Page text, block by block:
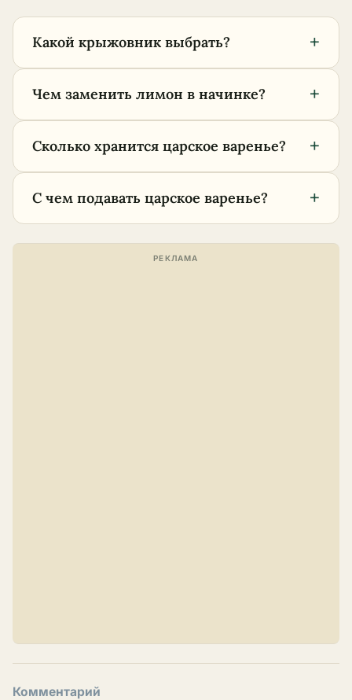
Какой крыжовник выбрать? +
Чем заменить лимон в начинке? +
Сколько хранится царское варенье? +
С чем подавать царское варенье? +
Комментарий